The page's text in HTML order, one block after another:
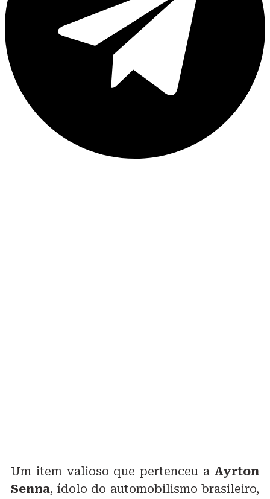
Um item valioso que pertenceu a Ayrton
Senna, ídolo do automobilismo brasileiro,